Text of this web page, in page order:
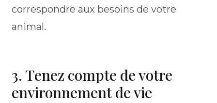
correspondre aux besoins de votre
animal.
3. Tenez compte de votre
environnement de vie